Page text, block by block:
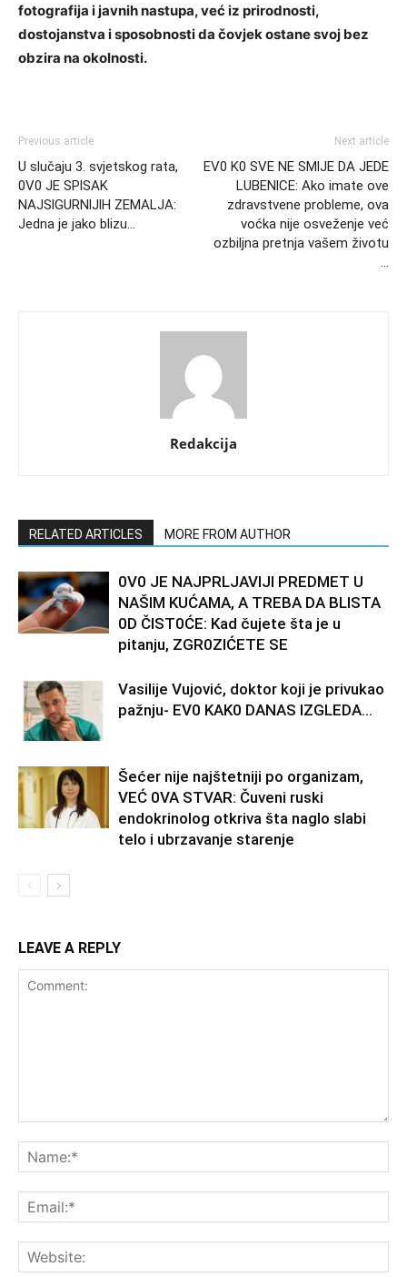
fotografija i javnih nastupa, već iz prirodnosti,
dostojanstva i sposobnosti da čovjek ostane svoj bez
obzira na okolnosti.
Previous article
U slučaju 3. svjetskog rata,
0V0 JE SPlSAK
NAJSlGURNlJlH ZEMALJA:
Jedna je jako blizu…
Next article
EV0 K0 SVE NE SMlJE DA JEDE
LUBENlCE: Ako imate ove
zdravstvene probleme, ova
voćka nije osveženje već
ozbiljna pretnja vašem životu
…
Redakcija
RELATED ARTICLES MORE FROM AUTHOR
0V0 JE NAJPRLJAVlJl PREDMET U
NAŠlM KUĆAMA, A TREBA DA BLISTA
0D ČIST0ĆE: Kad čujete šta je u
pitanju, ZGR0ZIĆETE SE
Vasilije Vujović, doktor koji je privukao
pažnju- EV0 KAK0 DANAS lZGLEDA…
Šećer nije najštetniji po organizam,
VEĆ 0VA STVAR: Čuveni ruski
endokrinolog otkriva šta naglo slabi
telo i ubrzavanje starenje
LEAVE A REPLY